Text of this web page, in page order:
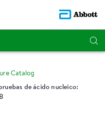
Catalog
de ácido nucleico: